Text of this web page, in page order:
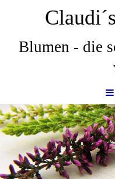
Blumen - die